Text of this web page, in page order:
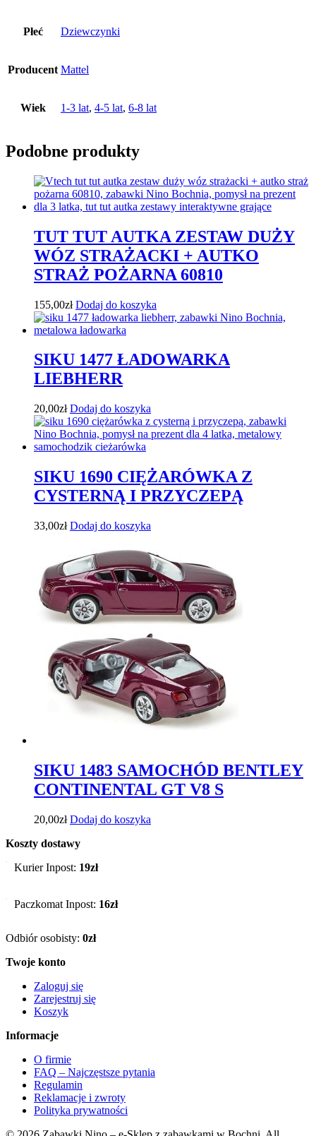
Płeć Dziewczynki
Producent Mattel
Wiek 1-3 lat, 4-5 lat, 6-8 lat
Podobne produkty
TUT TUT AUTKA ZESTAW DUŻY
WÓZ STRAŻACKI + AUTKO
STRAŻ POŻARNA 60810
155,00zł Dodaj do koszyka
SIKU 1477 ŁADOWARKA
LIEBHERR
20,00zł Dodaj do koszyka
SIKU 1690 CIĘŻARÓWKA Z
CYSTERNĄ I PRZYCZEPĄ
33,00zł Dodaj do koszyka
SIKU 1483 SAMOCHÓD BENTLEY
CONTINENTAL GT V8 S
20,00zł Dodaj do koszyka
Koszty dostawy
Kurier Inpost: 19zł
Paczkomat Inpost: 16zł
Odbiór osobisty: 0zł
Twoje konto
Zaloguj się
Zarejestruj się
Koszyk
Informacje
O firmie
FAQ – Najczęstsze pytania
Regulamin
Reklamacje i zwroty
Polityka prywatności